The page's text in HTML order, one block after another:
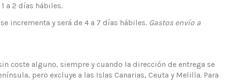
a 2 días hábiles.
incrementa y será de 4 a 7 días hábiles. Gastos envío a
coste alguno, siempre y cuando la dirección de entrega se
pero excluye a las Islas Canarias, Ceuta y Melilla. Para